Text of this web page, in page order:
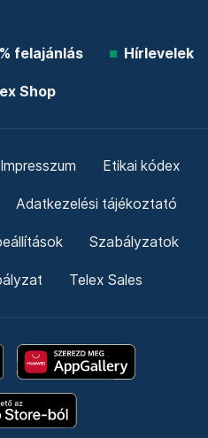
felajánlás Hírlevelek
Shop
Impresszum Etikai kódex
Adatkezelési tájékoztató
Szabályzatok
Telex Sales